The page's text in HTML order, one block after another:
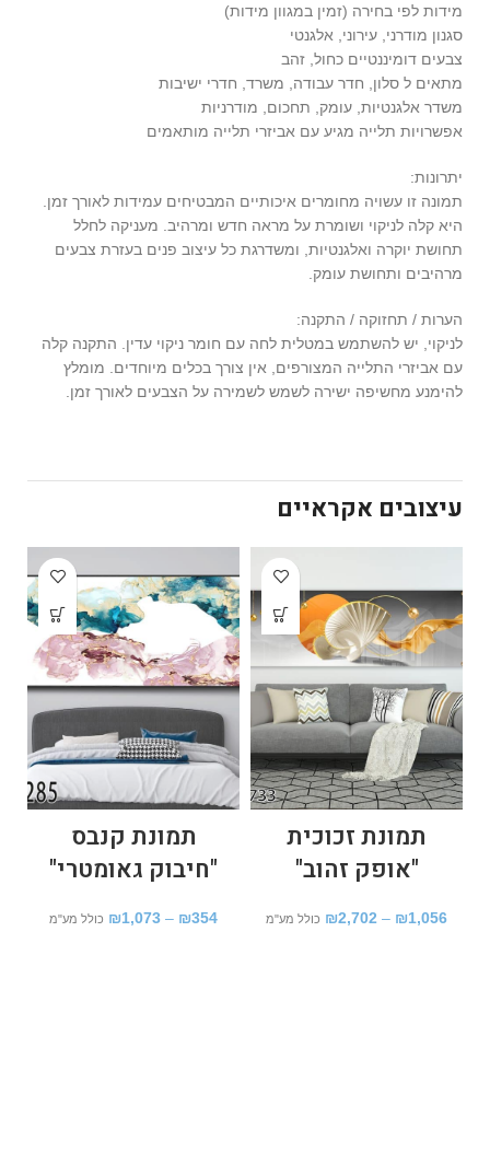
מידות לפי בחירה (זמין במגוון מידות)
סגנון מודרני, עירוני, אלגנטי
צבעים דומיננטיים כחול, זהב
מתאים ל סלון, חדר עבודה, משרד, חדרי ישיבות
משדר אלגנטיות, עומק, תחכום, מודרניות
אפשרויות תלייה מגיע עם אביזרי תלייה מותאמים
יתרונות:
תמונה זו עשויה מחומרים איכותיים המבטיחים עמידות לאורך זמן.
היא קלה לניקוי ושומרת על מראה חדש ומרהיב. מעניקה לחלל
תחושת יוקרה ואלגנטיות, ומשדרגת כל עיצוב פנים בעזרת צבעים
מרהיבים ותחושת עומק.
הערות / תחזוקה / התקנה:
לניקוי, יש להשתמש במטלית לחה עם חומר ניקוי עדין. התקנה קלה
עם אביזרי התלייה המצורפים, אין צורך בכלים מיוחדים. מומלץ
להימנע מחשיפה ישירה לשמש לשמירה על הצבעים לאורך זמן.
עיצובים אקראיים
תמונת זכוכית
"אופק זהוב"
₪1,056
–
₪2,702 כולל מע"מ
תמונת קנבס
"חיבוק גאומטרי"
₪354
–
₪1,073 כולל מע"מ